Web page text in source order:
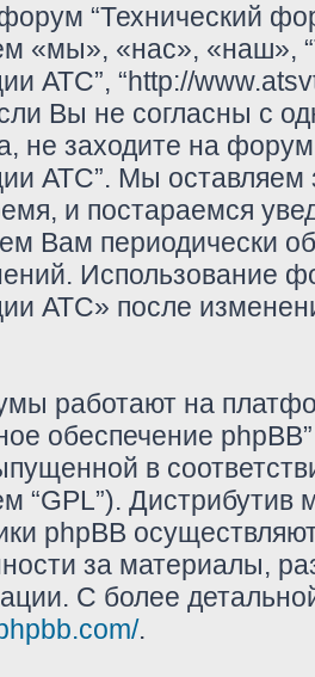
“Технический
«мы», «нас», «наш»,
АТС”, “http://
Вы не согласны с
не заходите на
АТС”. Мы
и постараемся
Вам периодически
Использование
АТС» после
работают на
обеспечение
в
“GPL”). Дистрибутив
phpBB
за материалы,
С более
.